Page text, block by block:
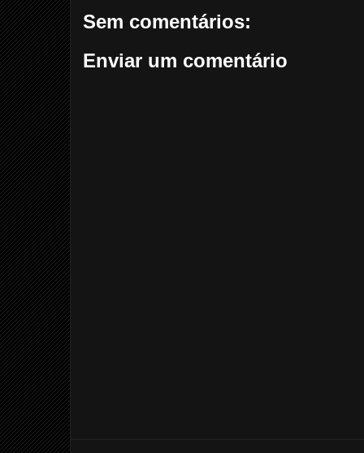
Sem comentários:
Enviar um comentário